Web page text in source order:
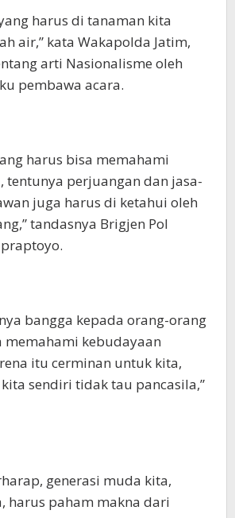
harus di tanaman kita
air,” kata Wakapolda Jatim,
arti Nasionalisme oleh
pembawa acara.
harus bisa memahami
tentunya perjuangan dan jasa-
juga harus di ketahui oleh
tandasnya Brigjen Pol
bangga kepada orang-orang
memahami kebudayaan
itu cerminan untuk kita,
sendiri tidak tau pancasila,”
generasi muda kita,
harus paham makna dari